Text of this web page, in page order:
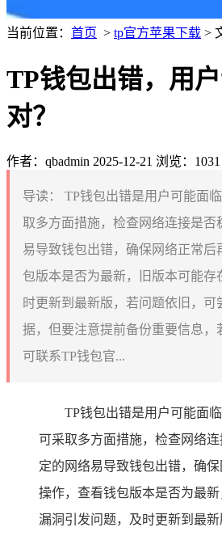
当前位置： 首页 > tp官方苹果下载 >
TP钱包出错，用
对？
作者：qbadmin 2025-12-21 浏览：1031
导读：
TP钱包出错是用户可能面
取多方面措施，检查网络连接是否
易导致钱包出错，确保网络正常后
包版本是否为最新，旧版本可能存
时更新到最新版，若问题依旧，可
据，但要注意提前备份重要信息，
可联系TP钱包官...
TP钱包出错是用户可能面
可采取多方面措施，检查网络
定的网络易导致钱包出错，确
操作，查看钱包版本是否为最
漏洞引发问题，及时更新到最新